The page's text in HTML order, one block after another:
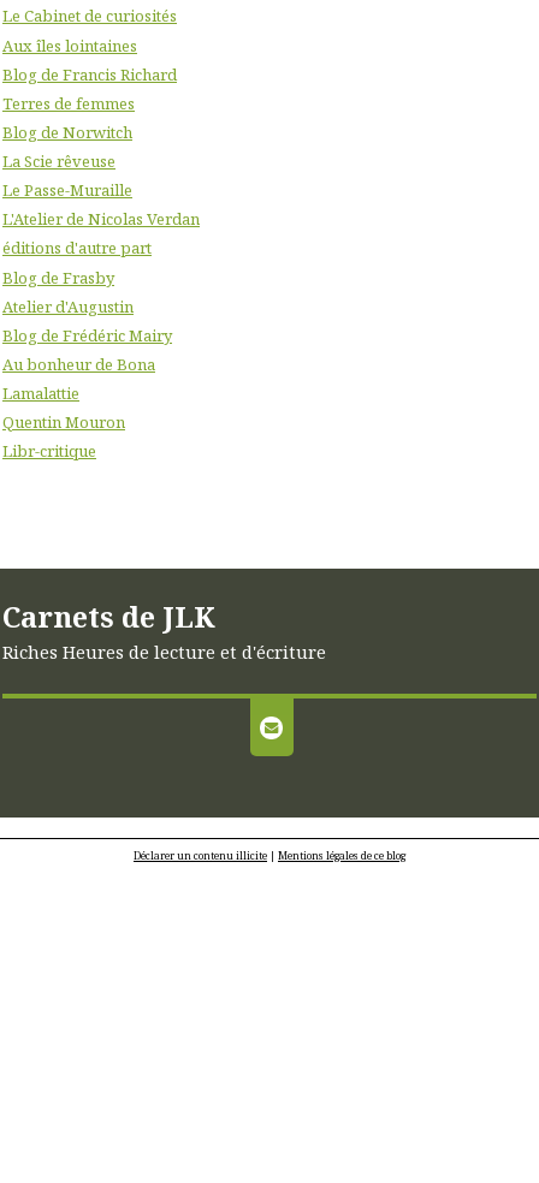
Le Cabinet de curiosités
Aux îles lointaines
Blog de Francis Richard
Terres de femmes
Blog de Norwitch
La Scie rêveuse
Le Passe-Muraille
L'Atelier de Nicolas Verdan
éditions d'autre part
Blog de Frasby
Atelier d'Augustin
Blog de Frédéric Mairy
Au bonheur de Bona
Lamalattie
Quentin Mouron
Libr-critique
Carnets de JLK
Riches Heures de lecture et d'écriture
Déclarer un contenu illicite | Mentions légales de ce blog